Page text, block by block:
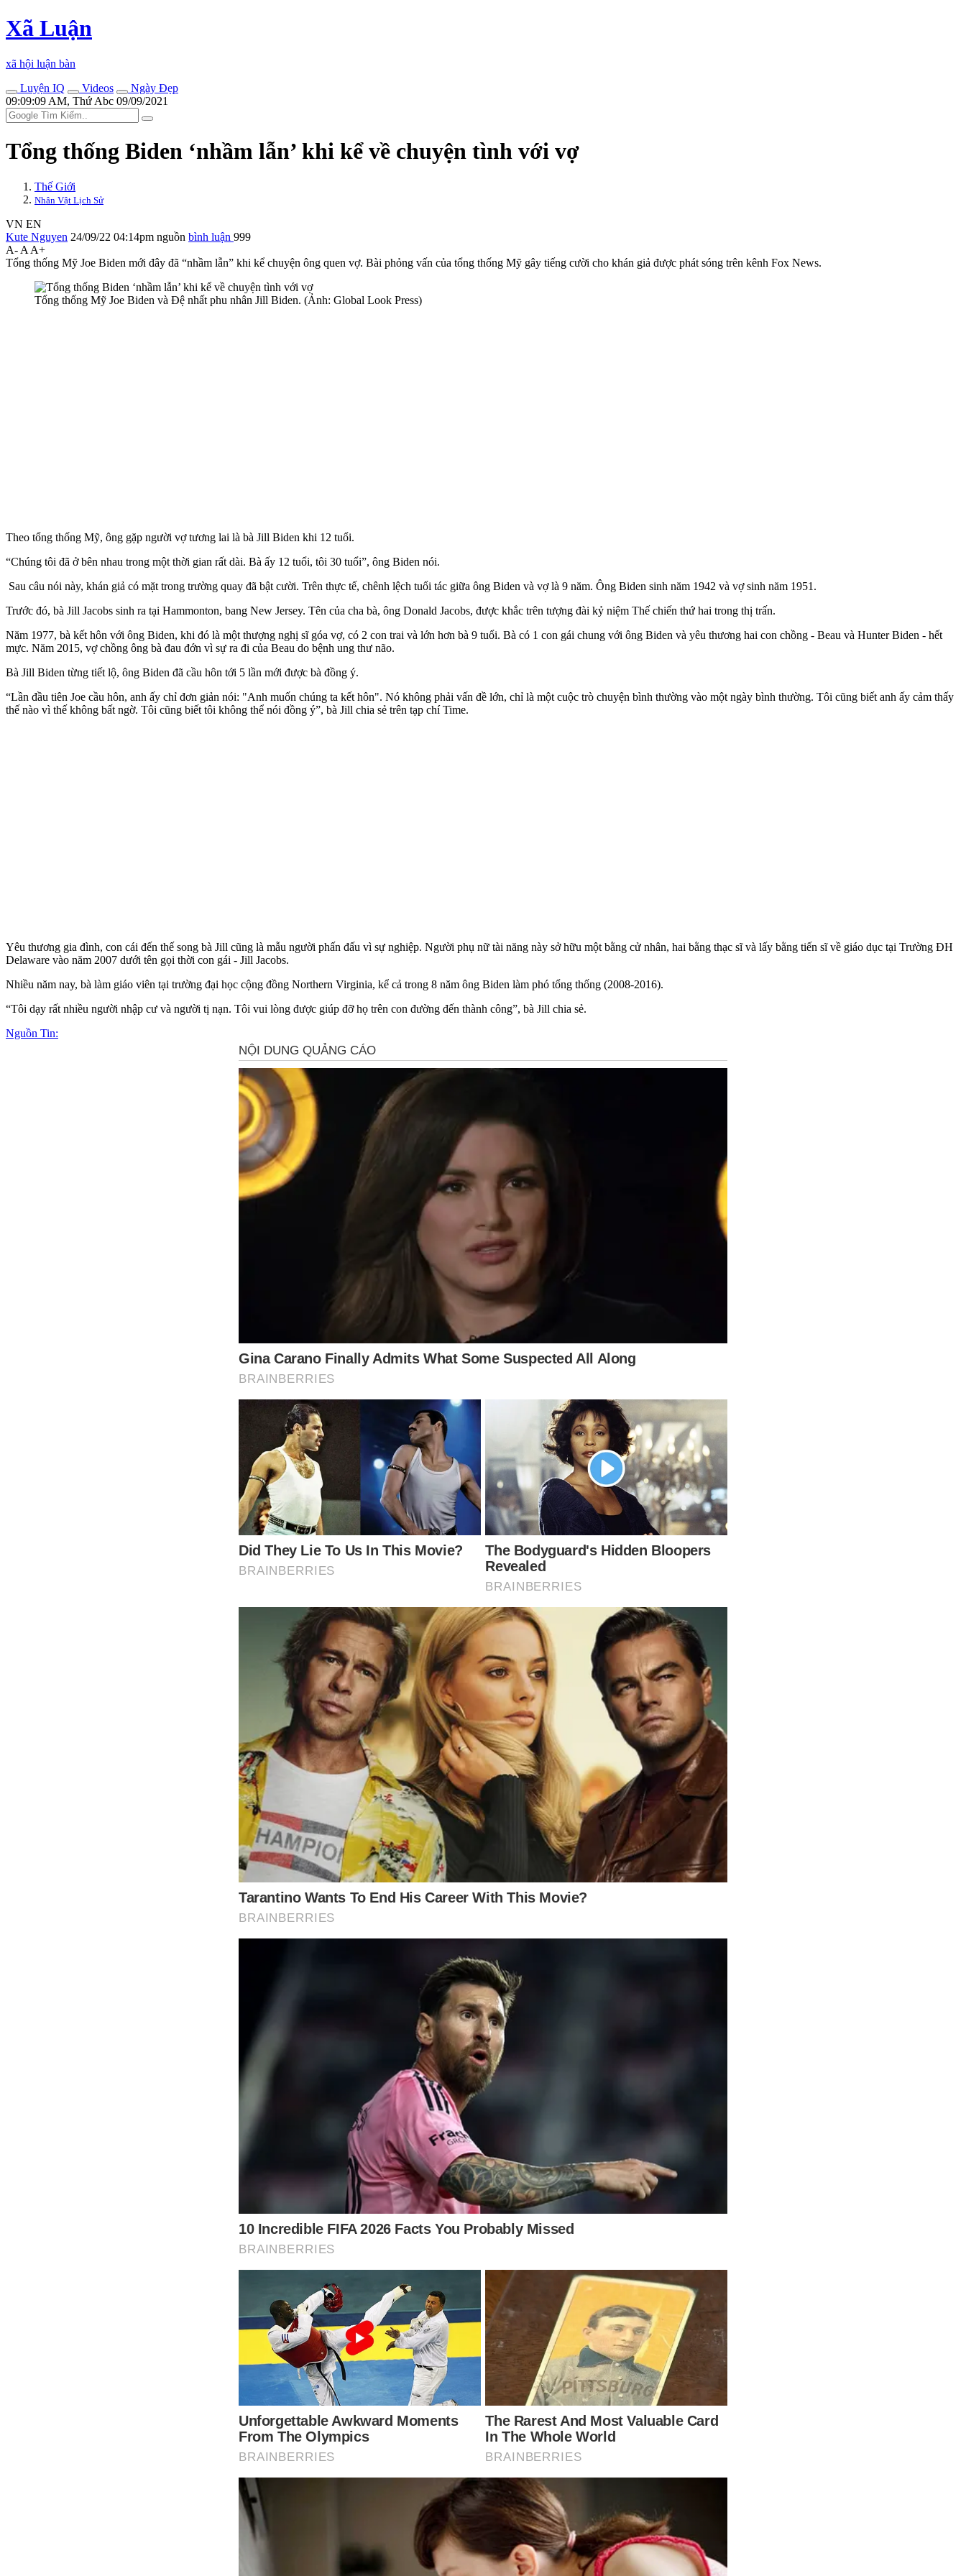
Xã Luận
xã hội luận bàn
Luyện IQ
Videos
Ngày Đẹp
09:09:09 AM, Thứ Abc 09/09/2021
Tổng thống Biden ‘nhầm lẫn’ khi kể về chu‌yện tìn‌h với vợ
Thế Giới
Nhân Vật Lịch Sử
VN EN
Kute Nguyen 24/09/22 04:14pm nguồn bình luận 999
A- A A+
Tổng thống Mỹ Joe Biden mới đây đã “nhầm lẫn” khi kể chuyện ông quen vợ. Bài phỏng vấn của tổng thống Mỹ gây tiếng cười cho khán giả được phát sóng trên kênh Fox News.
Tổng thống Mỹ Joe Biden và Đệ nhất phu nhân Jill Biden. (Ảnh: Global Look Press)
Theo tổng thống Mỹ, ông gặp người vợ tương lai là bà Jill Biden khi 12 tuổi.
“Chúng tôi đã ở bên nhau trong một thời gian rất dài. Bà ấy 12 tuổi, tôi 30 tuổi”, ông Biden nói.
Sau câu nói này, khán giả có mặt trong trường quay đã bật cười. Trên thực tế, chênh lệch tuổi tác giữa ông Biden và vợ là 9 năm. Ông Biden sinh năm 1942 và vợ sinh năm 1951.
Trước đó, bà Jill Jacobs sinh ra tại Hammonton, bang New Jersey. Tên của cha bà, ông Donald Jacobs, được khắc trên tượng đài kỷ niệm Thế chiến thứ hai trong thị trấn.
Năm 1977, bà kết hôn với ông Biden, khi đó là một thượng nghị sĩ góa vợ, có 2 con trai và lớn hơn bà 9 tuổi. Bà có 1 con gái chung với ông Biden và yêu thương hai con chồng - Beau và Hunter Biden - hết
mực. Năm 2015, vợ chồng ông bà đau đớn vì sự ra đi của Beau do bệnh ung thư não.
Bà Jill Biden từng tiết lộ, ông Biden đã cầu hôn tới 5 lần mới được bà đồng ý.
“Lần đầu tiên Joe cầu hôn, anh ấy chỉ đơn giản nói: "Anh muốn chúng ta kết hôn". Nó không phải vấn đề lớn, chỉ là một cuộc trò chuyện bình thường vào một ngày bình thường. Tôi cũng biết anh ấy cảm thấy
thế nào vì thế không bất ngờ. Tôi cũng biết tôi không thể nói đồng ý”, bà Jill chia sẻ trên tạp chí Time.
Yêu thương gia đình, con cái đến thế song bà Jill cũng là mẫu người phấn đấu vì sự nghiệp. Người phụ nữ tài năng này sở hữu một bằng cử nhân, hai bằng thạc sĩ và lấy bằng tiến sĩ về giáo dục tại Trường ĐH
Delaware vào năm 2007 dưới tên gọi thời con gái - Jill Jacobs.
Nhiều năm nay, bà làm giáo viên tại trường đại học cộng đồng Northern Virginia, kể cả trong 8 năm ông Biden làm phó tổng thống (2008-2016).
“Tôi dạy rất nhiều người nhập cư và người tị nạn. Tôi vui lòng được giúp đỡ họ trên con đường đến thành công”, bà Jill chia sẻ.
Nguồn Tin: